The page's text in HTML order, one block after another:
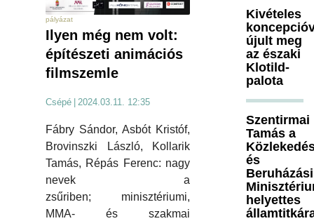
pályázat
Ilyen még nem volt:
építészeti animációs
filmszemle
Csépé | 2024.03.11. 12:35
Fábry Sándor, Asbót Kristóf,
Brovinszki László, Kollarik
Tamás, Répás Ferenc: nagy
nevek a
zsűriben; minisztériumi,
MMA- és szakmai
Kivételes
újult meg
az északi
Klotild-
palota
Szentirmai
Tamás a
és
Beruházási
helyettes